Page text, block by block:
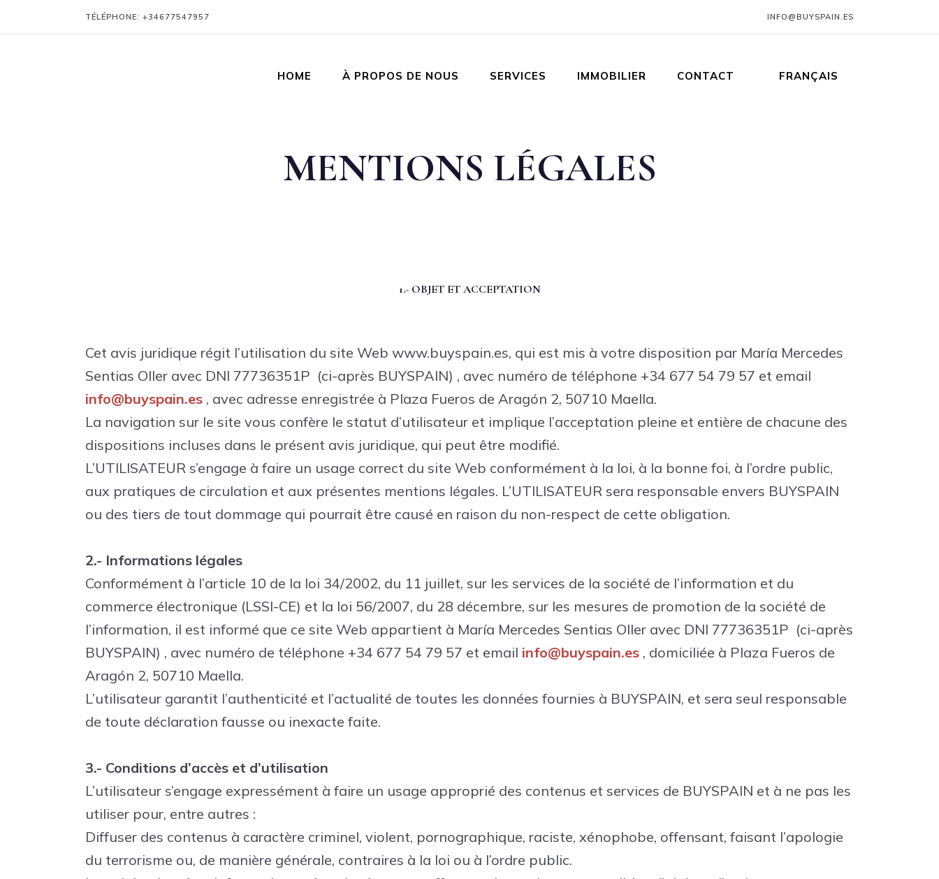
TÉLÉPHONE: +34677547957 INFO@BUYSPAIN.ES
HOME À PROPOS DE NOUS SERVICES IMMOBILIER CONTACT FRANÇAIS
MENTIONS LÉGALES
1.- OBJET ET ACCEPTATION
Cet avis juridique régit l’utilisation du site Web www.buyspain.es, qui est mis à votre disposition par María Mercedes
Sentias Oller avec DNI 77736351P (ci-après BUYSPAIN) , avec numéro de téléphone +34 677 54 79 57 et email
info@buyspain.es , avec adresse enregistrée à Plaza Fueros de Aragón 2, 50710 Maella.
La navigation sur le site vous confère le statut d’utilisateur et implique l’acceptation pleine et entière de chacune des
dispositions incluses dans le présent avis juridique, qui peut être modifié.
L’UTILISATEUR s’engage à faire un usage correct du site Web conformément à la loi, à la bonne foi, à l’ordre public,
aux pratiques de circulation et aux présentes mentions légales. L’UTILISATEUR sera responsable envers BUYSPAIN
ou des tiers de tout dommage qui pourrait être causé en raison du non-respect de cette obligation.
2.- Informations légales
Conformément à l’article 10 de la loi 34/2002, du 11 juillet, sur les services de la société de l’information et du
commerce électronique (LSSI-CE) et la loi 56/2007, du 28 décembre, sur les mesures de promotion de la société de
l’information, il est informé que ce site Web appartient à María Mercedes Sentias Oller avec DNI 77736351P (ci-après
BUYSPAIN) , avec numéro de téléphone +34 677 54 79 57 et email info@buyspain.es , domiciliée à Plaza Fueros de
Aragón 2, 50710 Maella.
L’utilisateur garantit l’authenticité et l’actualité de toutes les données fournies à BUYSPAIN, et sera seul responsable
de toute déclaration fausse ou inexacte faite.
3.- Conditions d’accès et d’utilisation
L’utilisateur s’engage expressément à faire un usage approprié des contenus et services de BUYSPAIN et à ne pas les
utiliser pour, entre autres :
Diffuser des contenus à caractère criminel, violent, pornographique, raciste, xénophobe, offensant, faisant l’apologie
du terrorisme ou, de manière générale, contraires à la loi ou à l’ordre public.